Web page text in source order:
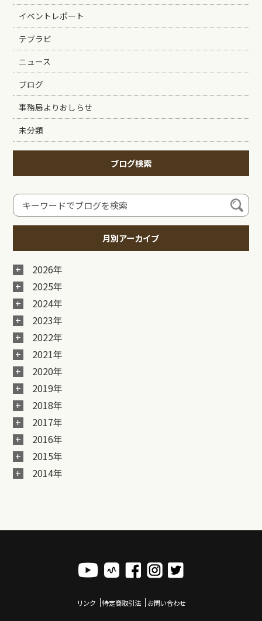
イベントレポート
テブラビ
ニュース
ブログ
事務局よりおしらせ
未分類
ブログ検索
月別アーカイブ
2026年
2025年
2024年
2023年
2022年
2021年
2020年
2019年
2018年
2017年
2016年
2015年
2014年
リンク 特定商取引法 お問い合わせ